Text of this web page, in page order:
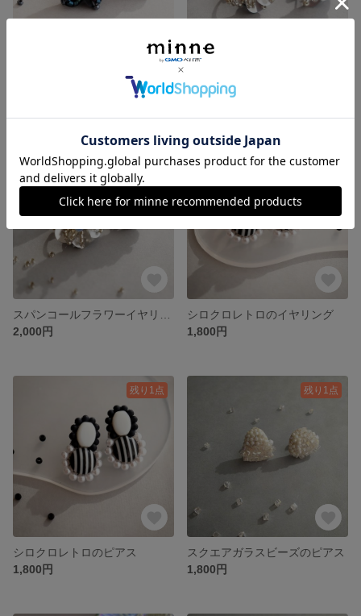
2,000円
2,000円
シロクロレトロのイヤリング
1,800円
残り1点
シロクロレトロのピアス
1,800円
残り1点
スクエアガラスビーズのピアス
1,800円